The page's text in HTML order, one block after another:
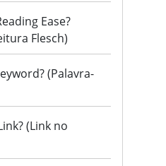
Ease?
Flesch)
(Palavra-
(Link no